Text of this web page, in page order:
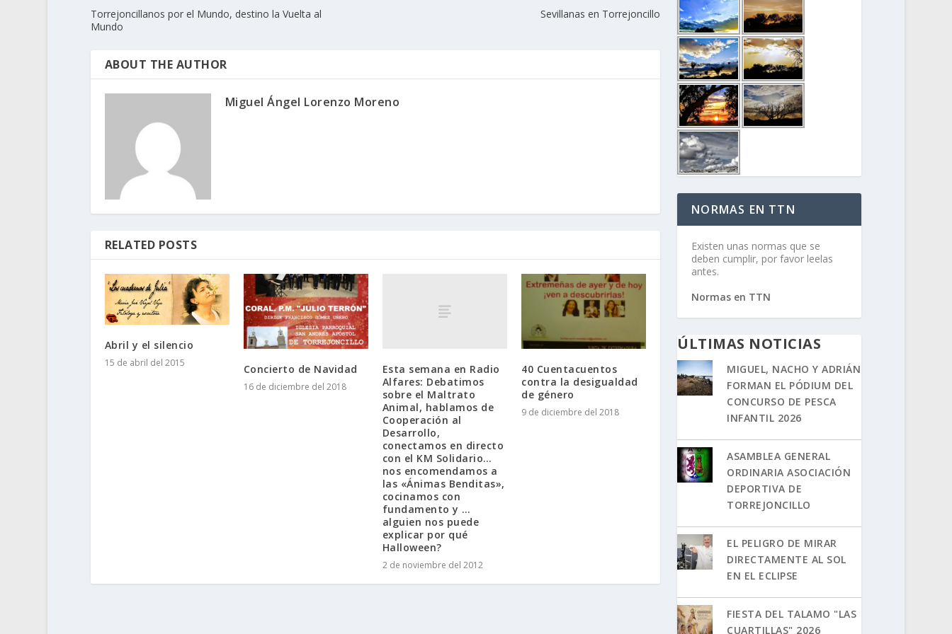
Torrejoncillanos por el Mundo, destino la Vuelta al
Mundo
Sevillanas en Torrejoncillo
ABOUT THE AUTHOR
Miguel Ángel Lorenzo Moreno
RELATED POSTS
Abril y el silencio
15 de abril del 2015 Concierto de Navidad
16 de diciembre del 2018
Esta semana en Radio
Alfares: Debatimos
sobre el Maltrato
Animal, hablamos de
Cooperación al
Desarrollo,
conectamos en directo
con el KM Solidario…
nos encomendamos a
las «Ánimas Benditas»,
cocinamos con
fundamento y …
alguien nos puede
explicar por qué
Halloween?
2 de noviembre del 2012
40 Cuentacuentos
contra la desigualdad
de género
9 de diciembre del 2018
NORMAS EN TTN
Existen unas normas que se
deben cumplir, por favor leelas
antes.
Normas en TTN
ÚLTIMAS NOTICIAS
MIGUEL, NACHO Y ADRIÁN
FORMAN EL PÓDIUM DEL
CONCURSO DE PESCA
INFANTIL 2026
ASAMBLEA GENERAL
ORDINARIA ASOCIACIÓN
DEPORTIVA DE
TORREJONCILLO
EL PELIGRO DE MIRAR
DIRECTAMENTE AL SOL
EN EL ECLIPSE
FIESTA DEL TALAMO "LAS
CUARTILLAS" 2026